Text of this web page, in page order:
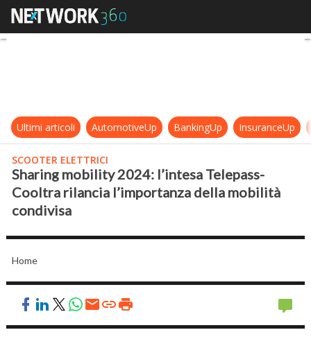
Sharing mobility 2024: l’intesa
Ultimi articoli AutomotiveUp BankingUp InsuranceUp
SCOOTER ELETTRICI
Sharing mobility 2024: l’intesa Telepass-
Cooltra rilancia l’importanza della mobilità
condivisa
Home